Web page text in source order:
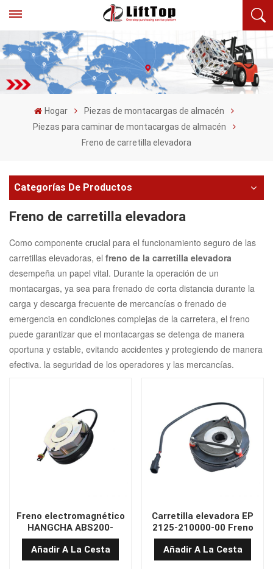
Hogar
Piezas de montacargas de almacén
Piezas para caminar de montacargas de almacén
Freno de carretilla elevadora
Categorías De Productos
Freno de carretilla elevadora
Como componente crucial para el funcionamiento seguro de las
carretillas elevadoras, el freno de la carretilla elevadora
desempeña un papel vital. Durante la operación de un
montacargas, ya sea para frenado de corta distancia durante la
carga y descarga frecuente de mercancías o frenado de
emergencia en condiciones complejas de la carretera, el freno
puede garantizar que el montacargas se detenga de manera
oportuna y estable, evitando accidentes y protegiendo de manera
efectiva. la seguridad de los operadores y las mercancías.
Freno electromagnético
HANGCHA ABS200-
114000
Añadir A La Cesta
Carretilla elevadora EP
2125-210000-00 Freno
electromagnético
Añadir A La Cesta